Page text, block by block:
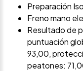
Preparación
Freno mano
Resultado de
puntuación
93,00,
peatones: